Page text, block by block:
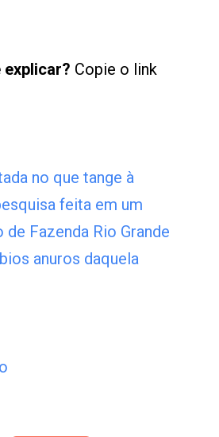
explicar? Copie o link
no que tange à
feita em um
Fazenda Rio Grande
anuros daquela